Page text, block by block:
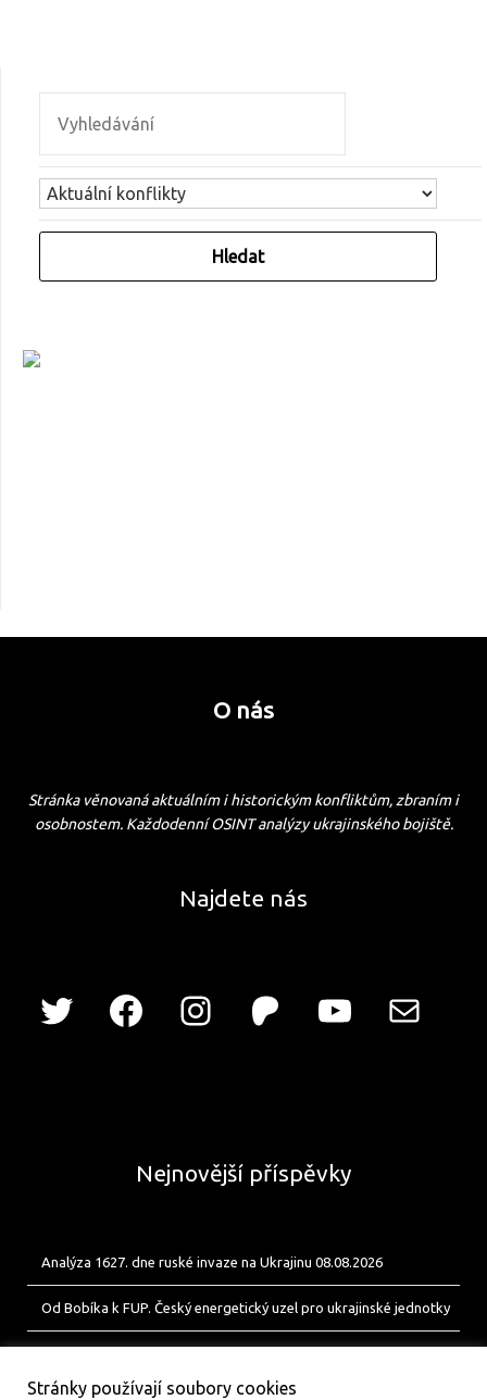
O nás
Stránka věnovaná aktuálním i historickým konfliktům, zbraním i
osobnostem. Každodenní OSINT analýzy ukrajinského bojiště.
Najdete nás
Nejnovější příspěvky
Analýza 1627. dne ruské invaze na Ukrajinu 08.08.2026
Od Bobíka k FUP. Český energetický uzel pro ukrajinské jednotky
Stránky používají soubory cookies